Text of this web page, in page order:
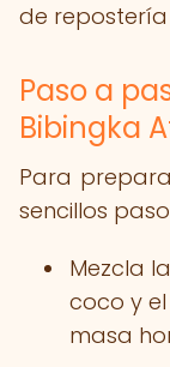
de
Paso a
Bibingka
Para
sencillos
Mezcla
coco y
masa